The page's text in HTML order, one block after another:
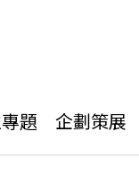
題 企劃策展